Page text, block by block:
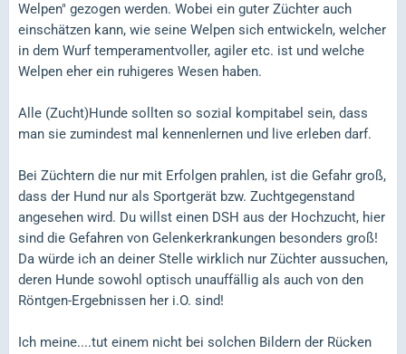
Welpen" gezogen werden. Wobei ein guter Züchter auch
einschätzen kann, wie seine Welpen sich entwickeln, welcher
in dem Wurf temperamentvoller, agiler etc. ist und welche
Welpen eher ein ruhigeres Wesen haben.
Alle (Zucht)Hunde sollten so sozial kompitabel sein, dass
man sie zumindest mal kennenlernen und live erleben darf.
Bei Züchtern die nur mit Erfolgen prahlen, ist die Gefahr groß,
dass der Hund nur als Sportgerät bzw. Zuchtgegenstand
angesehen wird. Du willst einen DSH aus der Hochzucht, hier
sind die Gefahren von Gelenkerkrankungen besonders groß!
Da würde ich an deiner Stelle wirklich nur Züchter aussuchen,
deren Hunde sowohl optisch unauffällig als auch von den
Röntgen-Ergebnissen her i.O. sind!
Ich meine....tut einem nicht bei solchen Bildern der Rücken